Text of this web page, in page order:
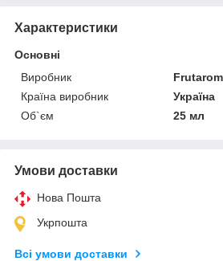
Характеристики
Основні
Виробник
Frutarom
Країна виробник
Україна
Об`єм
25 мл
Умови доставки
Нова Пошта
Укрпошта
Всі умови доставки